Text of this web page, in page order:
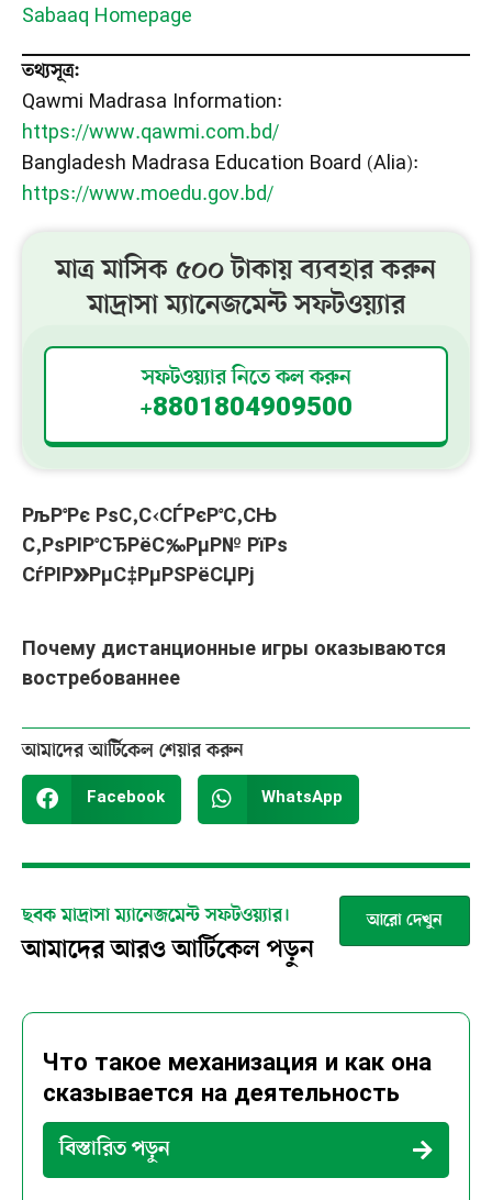
Sabaaq Homepage
তথ্যসূত্র:
Qawmi Madrasa Information:
https://www.qawmi.com.bd/
Bangladesh Madrasa Education Board (Alia):
https://www.moedu.gov.bd/
মাত্র মাসিক ৫০০ টাকায় ব্যবহার করুন
মাদ্রাসা ম্যানেজমেন্ট সফটওয়্যার
সফটওয়্যার নিতে কল করুন
+8801804909500
РљР°Рє РѕС‚С‹СЃРєР°С‚СЊ
С‚РѕРІР°СЂРёС‰РµР№ РїРѕ
СѓРІР»РµС‡РµРЅРёСЏРј
Почему дистанционные игры оказываются
востребованнее
আমাদের আর্টিকেল শেয়ার করুন
Facebook WhatsApp
ছবক মাদ্রাসা ম্যানেজমেন্ট সফটওয়্যার।
আমাদের আরও আর্টিকেল পড়ুন
আরো দেখুন
Что такое механизация и как она
сказывается на деятельность
বিস্তারিত পড়ুন